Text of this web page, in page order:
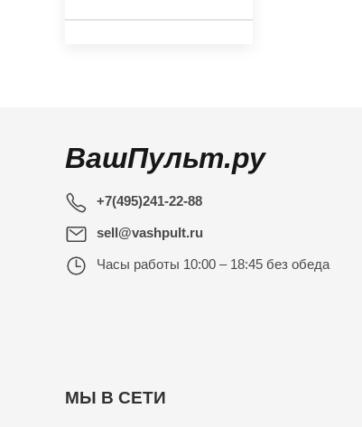
ВашПульт.ру
+7(495)241-22-88
sell@vashpult.ru
Часы работы 10:00 – 18:45 без обеда
МЫ В СЕТИ